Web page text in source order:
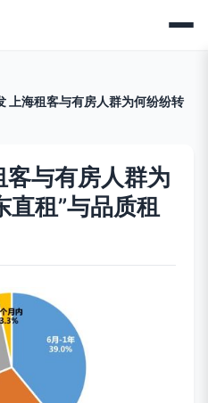
上海租客与有房人群为何纷纷转
与有房人群为
直租”与品质租